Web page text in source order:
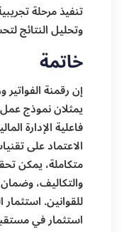
تنفيذ مرحلة
وتحليل النتائج
خاتمة
إن رقمنة الفواتير
يمثلان نموذج
فاعلية الإدارة
الاعتماد على
متكاملة، يمكن
والتكاليف،
للقوانين.
استثمار في